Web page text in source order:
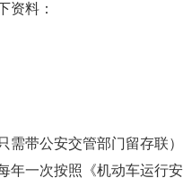
资料：
需带公安交管部门留存联
年一次按照《机动车运行